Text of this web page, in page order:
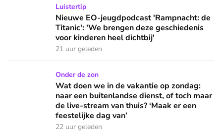
Nieuwe EO-jeugdpodcast 'Rampnacht: de Titanic': 'We
Luistertip
Nieuwe EO-jeugdpodcast 'Rampnacht: de
Titanic': 'We brengen deze geschiedenis
voor kinderen heel dichtbij'
21 uur geleden
Wat doen we in de vakantie op zondag: naar een
Onder de zon
Wat doen we in de vakantie op zondag:
naar een buitenlandse dienst, of toch maar
de live-stream van thuis? ‘Maak er een
feestelijke dag van’
22 uur geleden